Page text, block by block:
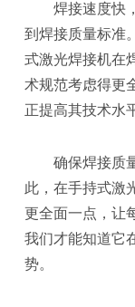
焊接速度快
到焊接质量标准
式激光焊接机在
术规范考虑得更
正提高其技术水
确保焊接质
此，在手持式激
更全面一点，让
我们才能知道它
势。